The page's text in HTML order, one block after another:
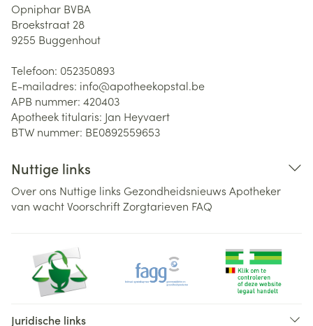
Opniphar BVBA
Broekstraat 28
9255 Buggenhout
Telefoon: 052350893
E-mailadres: info@apotheekopstal.be
APB nummer: 420403
Apotheek titularis: Jan Heyvaert
BTW nummer: BE0892559653
Nuttige links
Over ons Nuttige links Gezondheidsnieuws Apotheker
van wachtVoorschriftZorgtarieven FAQ
Juridische links